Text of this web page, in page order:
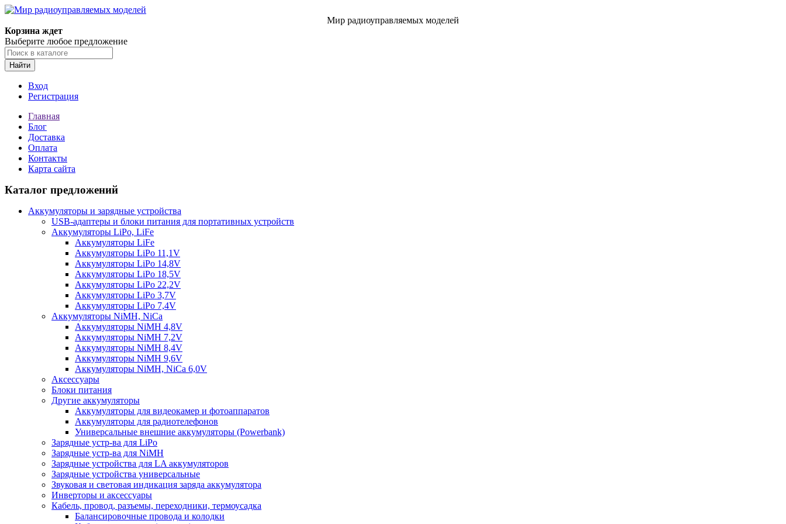
Мир радиоуправляемых моделей
Корзина ждет
Выберите любое предложение
Найти
Вход
Регистрация
Главная
Блог
Доставка
Оплата
Контакты
Карта сайта
Каталог предложений
Аккумуляторы и зарядные устройства
USB-адаптеры и блоки питания для портативных устройств
Аккумуляторы LiPo, LiFe
Аккумуляторы LiFe
Аккумуляторы LiPo 11,1V
Аккумуляторы LiPo 14,8V
Аккумуляторы LiPo 18,5V
Аккумуляторы LiPo 22,2V
Аккумуляторы LiPo 3,7V
Аккумуляторы LiPo 7,4V
Аккумуляторы NiMH, NiCa
Аккумуляторы NiMH 4,8V
Аккумуляторы NiMH 7,2V
Аккумуляторы NiMH 8,4V
Аккумуляторы NiMH 9,6V
Аккумуляторы NiMH, NiCa 6,0V
Аксессуары
Блоки питания
Другие аккумуляторы
Аккумуляторы для видеокамер и фотоаппаратов
Аккумуляторы для радиотелефонов
Универсальные внешние аккумуляторы (Powerbank)
Зарядные устр-ва для LiPo
Зарядные устр-ва для NiMH
Зарядные устройства для LA аккумуляторов
Зарядные устройства универсальные
Звуковая и световая индикация заряда аккумулятора
Инверторы и аксессуары
Кабель, провод, разъемы, переходники, термоусадка
Балансировочные провода и колодки